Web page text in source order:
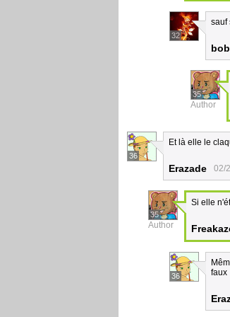
32
sauf
35
Author
36
Et là elle le
Erazade 02/
35
Author
Si elle
36
faux